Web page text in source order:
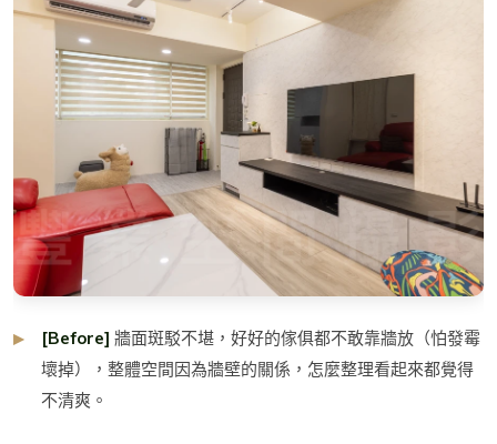
[Before] 牆面斑駁不堪，好好的傢俱都不敢靠牆放（怕發霉
壞掉），整體空間因為牆壁的關係，怎麼整理看起來都覺得
不清爽。